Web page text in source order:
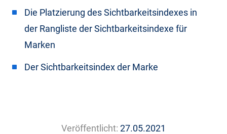
Die Platzierung des Sichtbarkeitsindexes in
der Rangliste der Sichtbarkeitsindexe für
Marken
Der Sichtbarkeitsindex der Marke
Veröffentlicht: 27.05.2021